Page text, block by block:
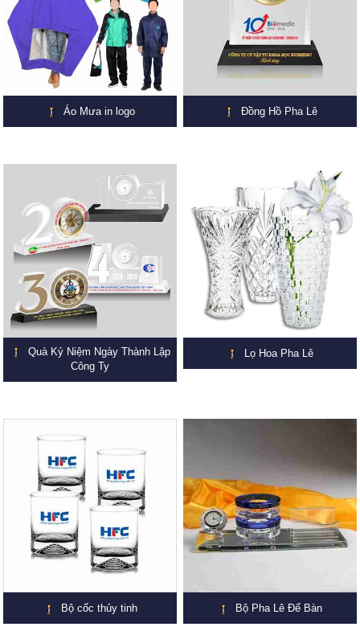
Áo Mưa in logo Đồng Hồ Pha Lê
Quà Kỷ Niệm Ngày Thành Lập
Công Ty
Lọ Hoa Pha Lê
Bộ cốc thủy tinh Bộ Pha Lê Để Bàn